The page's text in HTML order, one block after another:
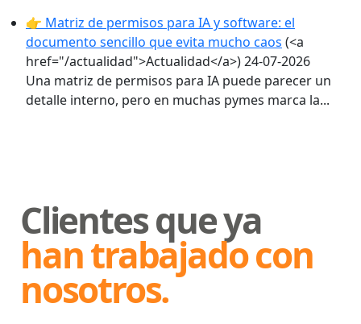
👉 Matriz de permisos para IA y software: el
documento sencillo que evita mucho caos (<a
href="/actualidad">Actualidad</a>)24-07-2026
Una matriz de permisos para IA puede parecer un
detalle interno, pero en muchas pymes marca la...
Clientes que ya
han trabajado con
nosotros.